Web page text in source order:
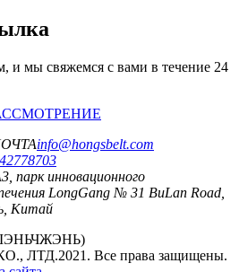
и мы свяжемся с вами в течение 24
info@hongsbelt.com
парк инновационного
LongGang № 31 BuLan Road,
Китай
Все права защищены.